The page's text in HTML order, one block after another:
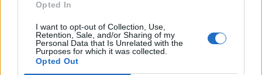
Opted In
I want to opt-out of Collection, Use,
Retention, Sale, and/or Sharing of my
Personal Data that Is Unrelated with the
Purposes for which it was collected.
Opted Out